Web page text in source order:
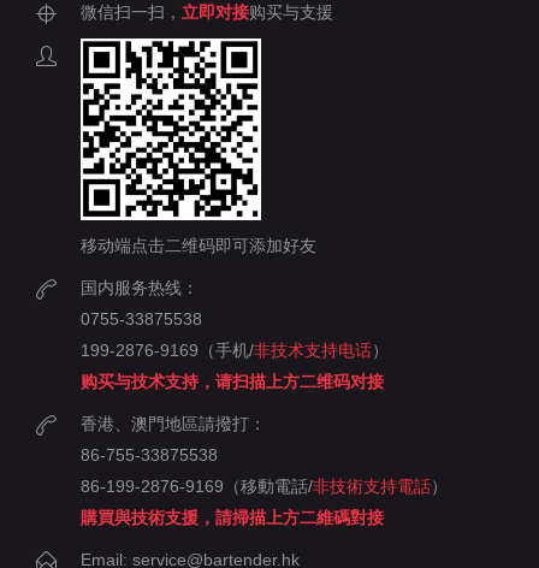
微信扫一扫， 立即对接购买与支援
移动端点击二维码即可添加好友
国内服务热线：
0755-33875538
199-2876-9169（手机/非技术支持电话）
购买与技术支持，请扫描上方二维码对接
香港、澳門地區請撥打：
86-755-33875538
86-199-2876-9169（移動電話/非技術支持電話）
購買與技術支援，請掃描上方二維碼對接
Email: service@bartender.hk